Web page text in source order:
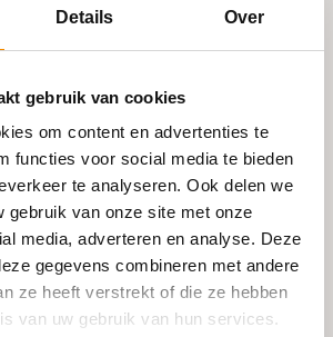
Details Over
gebruik van cookies
om content en advertenties te
functies voor social media te bieden
te analyseren. Ook delen we
gebruik van onze site met onze
media, adverteren en analyse. Deze
gegevens combineren met andere
ze heeft verstrekt of die ze hebben
van uw gebruik van hun services.
was zeer benieuwd naar de
ikzelf trouwens ook!
Terug van weggeweest
Heen en Weer
Paas
Zenuwachtig
Cijferfetisjist